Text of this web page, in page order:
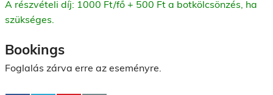
A részvételi díj: 1000 Ft/fő + 500 Ft a botkölcsönzés, ha
szükséges.
Bookings
Foglalás zárva erre az eseményre.